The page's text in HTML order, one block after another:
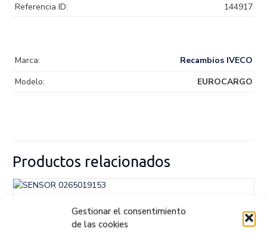
Gestionar el consentimiento
de las cookies
Referencia ID:
144917
Marca:
Recambios IVECO
Modelo:
EUROCARGO
Productos relacionados
SENSOR 0265019153
Recambios » OTROS... MODELOS